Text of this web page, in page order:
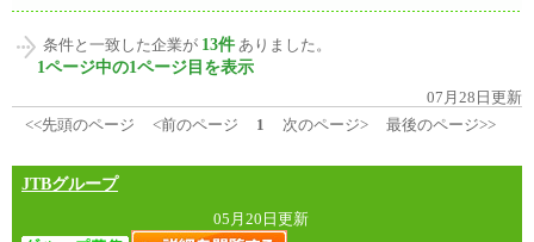
条件と一致した企業が 13件 ありました。
1ページ中の1ページ目を表示
07月28日更新
<<先頭のページ
<前のページ 1 次のページ> 最後のページ>>
JTBグループ
05月20日更新